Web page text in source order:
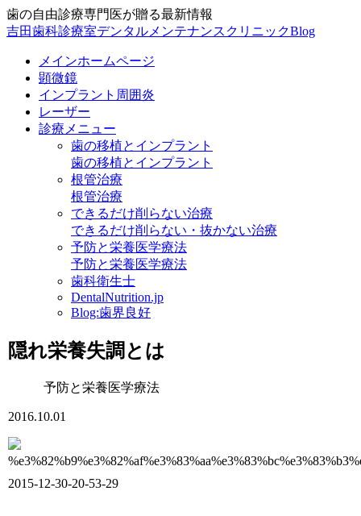
歯の自由診療専門医が贈る最新情報
吉田歯科診療室デンタルメンテナンスクリニックBlog
メインホームページ
顕微鏡
インプラント周囲炎
レーザー
診療メニュー
歯の移植とインプラント
歯の移植とインプラント
根管治療
根管治療
できるだけ削らない治療
できるだけ削らない・抜かない治療
予防と栄養医学療法
予防と栄養医学療法
歯科衛生士
DentalNutrition.jp
Blog:歯界良好
隠れ栄養失調とは
予防と栄養医学療法
2016.10.01